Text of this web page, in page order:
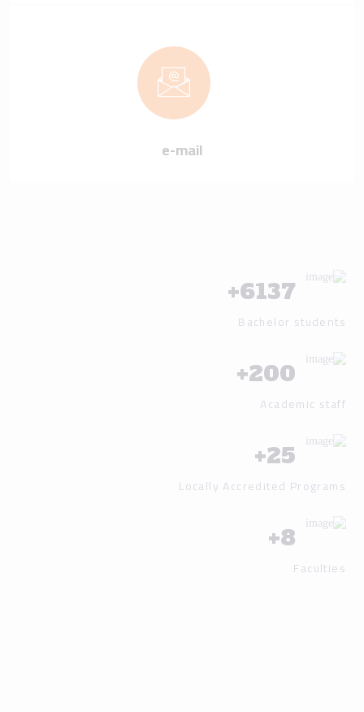
e-mail
6137
+
Bachelor students
200
+
Academic staff
25
+
Locally Accredited Programs
8
+
Faculties